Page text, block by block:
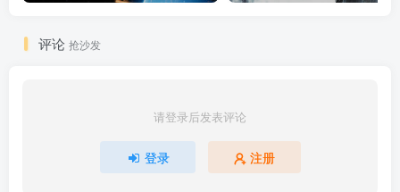
评论 抢沙发
请登录后发表评论
登录 注册